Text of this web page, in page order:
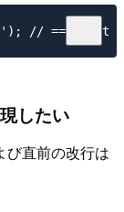
したい
び直前の改行は